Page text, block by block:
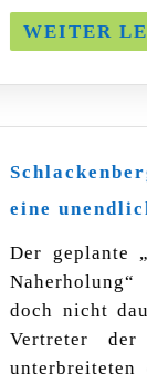
WEITER
eine
Der geplante
doch nicht
Vertreter der
unterbreiteten